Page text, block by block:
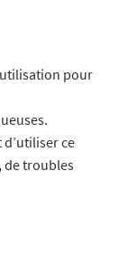
pour
ce
de troubles